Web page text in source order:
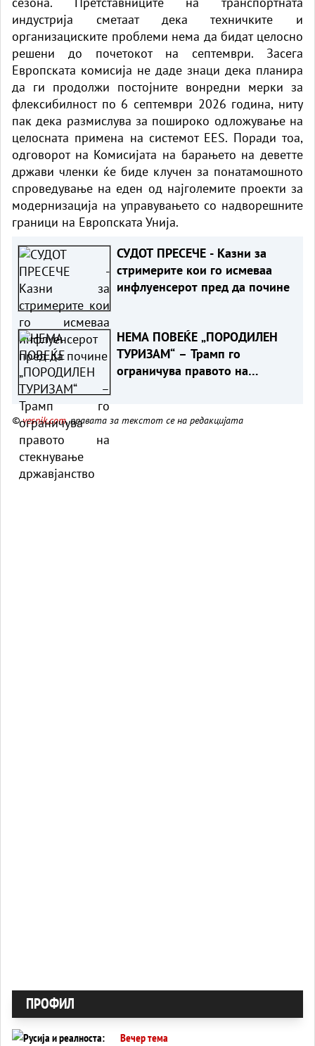
индустрија сметаат дека техничките и
организациските проблеми нема да бидат целосно
решени до почетокот на септември. Засега
Европската комисија не даде знаци дека планира
да ги продолжи постојните вонредни мерки за
флексибилност по 6 септември 2026 година, ниту
пак дека размислува за пошироко одложување на
целосната примена на системот EES. Поради тоа,
одговорот на Комисијата на барањето на деветте
држави членки ќе биде клучен за понатамошното
спроведување на еден од најголемите проекти за
модернизација на управувањето со надворешните
граници на Европската Унија.
СУДОТ ПРЕСЕЧЕ - Казни за
стримерите кои го исмеваа
инфлуенсерот пред да почине
НЕМА ПОВЕЌЕ „ПОРОДИЛЕН
ТУРИЗАМ“ – Трамп го
ограничува правото на
©vesnik.com, правата за текстот се на редакцијата
ПРОФИЛ
Вечер тема